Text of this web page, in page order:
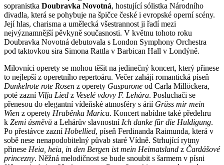
sopranistka Doubravka Novotná, hostující sólistka Národního
divadla, která se pohybuje na špičce české i evropské operní scény.
Její hlas, charisma a umělecká všestrannost ji řadí mezi
nejvýznamnější pěvkyně současnosti. V květnu tohoto roku
Doubravka Novotná debutovala s London Symphony Orchestra
pod taktovkou sira Simona Rattla v Barbican Hall v Londýně.
Milovníci operety se mohou těšit na jedinečný koncert, který přinese
to nejlepší z operetního repertoáru. Večer zahájí romantická píseň
Dunkelrote rote Rosen z operety Gasparone od Carla Millöckera,
poté zazní Vilja Lied z Veselé vdovy F. Lehára. Posluchači se
přenesou do elegantní vídeňské atmosféry s árií Grüss mir mein
Wien z operety Hraběnka Marica. Koncert nabídne také předehru
k Zemi úsměvů a Lehárův slavnostní Ich danke für die Huldigung.
Po přestávce zazní Hobellied, píseň Ferdinanda Raimunda, která v
sobě nese nenapodobitelný půvab staré Vídně. Strhující rytmy
přinese Heia, heia, in den Bergen ist mein Heimatsland z Čardášové
princezny. Něžná melodičnost se bude snoubit s šarmem v písni